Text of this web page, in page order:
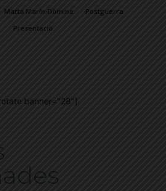
Marta Marín-Dòmine
Postguerra
Presentació
banner="28"]